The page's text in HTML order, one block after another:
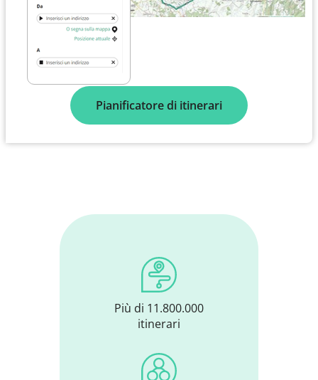
Pianificatore di itinerari
Più di 11.800.000
itinerari